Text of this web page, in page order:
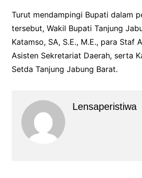
Turut mendampingi Bupati dalam
tersebut, Wakil Bupati Tanjung
Katamso, SA, S.E., M.E., para Staf
Asisten Sekretariat Daerah, serta
Setda Tanjung Jabung Barat.
Lensaperistiwa